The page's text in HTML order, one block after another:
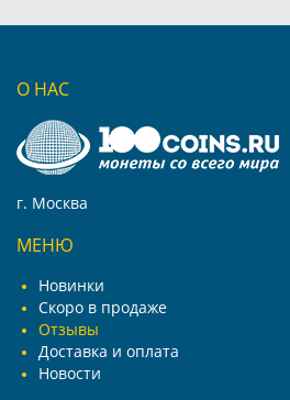
О НАС
г. Москва
МЕНЮ
Новинки
Скоро в продаже
Отзывы
Доставка и оплата
Новости